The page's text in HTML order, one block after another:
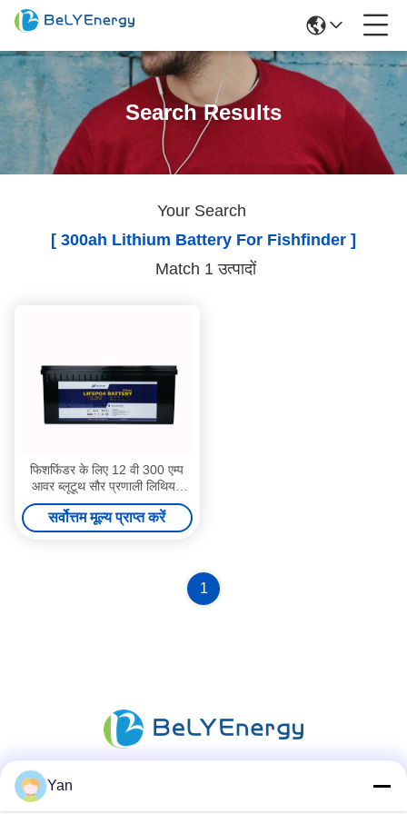
Search Results
Your Search
[ 300ah Lithium Battery For Fishfinder ]
Match 1 उत्पादों
फिशफिंडर के लिए 12 वी 300 एम्प
आवर ब्लूटूथ सौर प्रणाली लिथियम
बैटरी
सर्वोत्तम मूल्य प्राप्त करें
1
Yan